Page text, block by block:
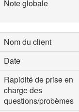
Note globale
Nom du client
Date
Rapidité de prise en
charge des
questions/probèmes